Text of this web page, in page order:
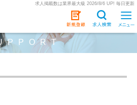
求人掲載数は業界最大級 2026/8/6 UP! 毎日更新